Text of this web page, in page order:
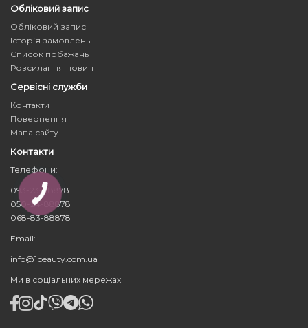
Обліковий запис
Обліковий запис
Історія замовлень
Список побажань
Розсилання новин
Сервісні служби
Контакти
Повернення
Мапа сайту
Контакти
Телефони:
093-23-88878
050-24-88878
068-83-88878
Email:
info@1beauty.com.ua
Ми в соціальних мережах